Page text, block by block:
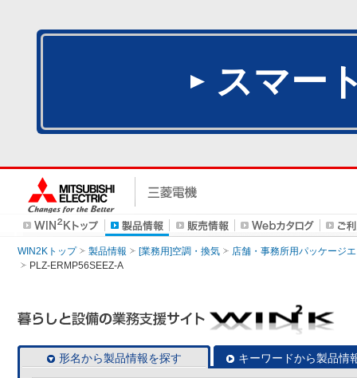
スマー
WIN2Kトップ 製品情報 [業務用]空調・換気
店舗・事務所用パッケージ
PLZ-ERMP56SEEZ-A
形名から製品情報を探す キーワードから製品情